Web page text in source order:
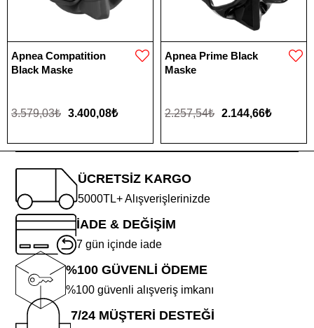
Apnea Compatition
Black Maske
3.400,08₺
3.579,03₺
Apnea Prime Black
Maske
2.144,66₺
2.257,54₺
ÜCRETSİZ KARGO
5000TL+ Alışverişlerinizde
İADE & DEĞİŞİM
7 gün içinde iade
%100 GÜVENLİ ÖDEME
%100 güvenli alışveriş imkanı
7/24 MÜŞTERİ DESTEĞİ